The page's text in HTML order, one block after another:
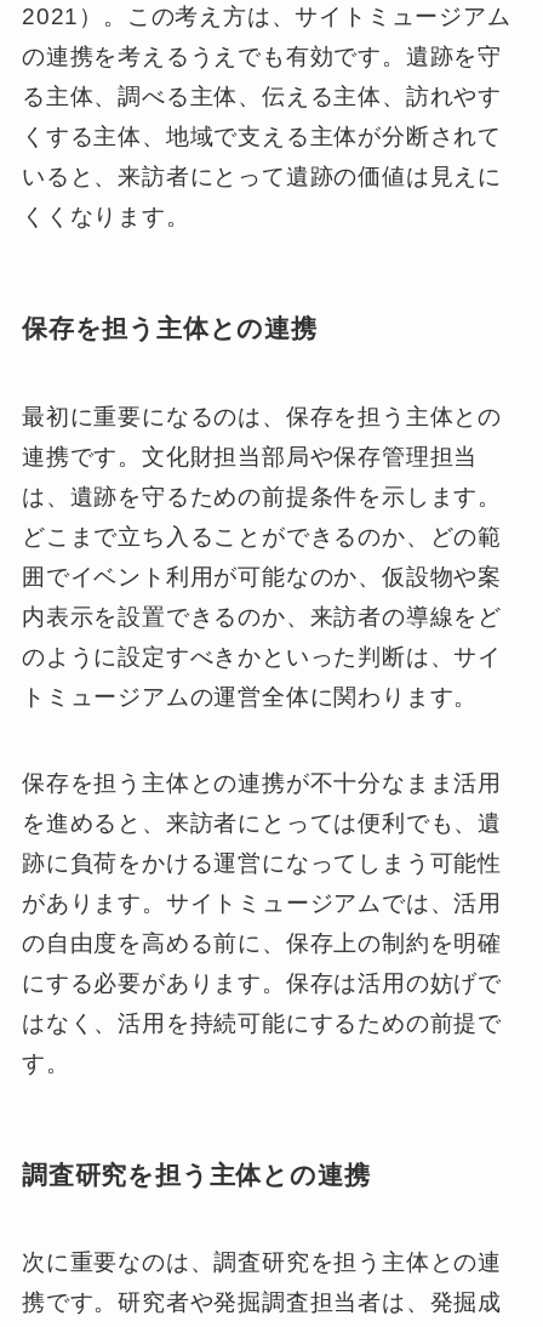
2021）。この考え方は、サイトミュージアム
の連携を考えるうえでも有効です。遺跡を守
る主体、調べる主体、伝える主体、訪れやす
くする主体、地域で支える主体が分断されて
いると、来訪者にとって遺跡の価値は見えに
くくなります。
保存を担う主体との連携
最初に重要になるのは、保存を担う主体との
連携です。文化財担当部局や保存管理担当
は、遺跡を守るための前提条件を示します。
どこまで立ち入ることができるのか、どの範
囲でイベント利用が可能なのか、仮設物や案
内表示を設置できるのか、来訪者の導線をど
のように設定すべきかといった判断は、サイ
トミュージアムの運営全体に関わります。
保存を担う主体との連携が不十分なまま活用
を進めると、来訪者にとっては便利でも、遺
跡に負荷をかける運営になってしまう可能性
があります。サイトミュージアムでは、活用
の自由度を高める前に、保存上の制約を明確
にする必要があります。保存は活用の妨げで
はなく、活用を持続可能にするための前提で
す。
調査研究を担う主体との連携
次に重要なのは、調査研究を担う主体との連
携です。研究者や発掘調査担当者は、発掘成